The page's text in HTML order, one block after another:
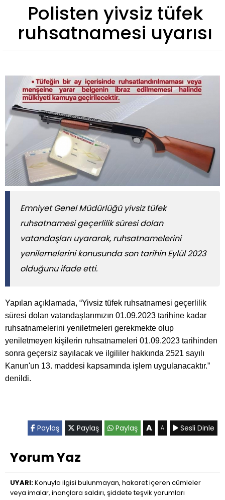
Polisten yivsiz tüfek
ruhsatnamesi uyarısı
Emniyet Genel Müdürlüğü yivsiz tüfek
ruhsatnamesi geçerlilik süresi dolan
vatandaşları uyararak, ruhsatnamelerini
yenilemelerini konusunda son tarihin Eylül 2023
olduğunu ifade etti.
Yapılan açıklamada, “Yivsiz tüfek ruhsatnamesi geçerlilik
süresi dolan vatandaşlarımızın 01.09.2023 tarihine kadar
ruhsatnamelerini yeniletmeleri gerekmekte olup
yeniletmeyen kişilerin ruhsatnameleri 01.09.2023 tarihinden
sonra geçersiz sayılacak ve ilgililer hakkında 2521 sayılı
Kanun'un 13. maddesi kapsamında işlem uygulanacaktır.”
denildi.
Paylaş Paylaş Paylaş A A Sesli Dinle
Yorum Yaz
UYARI:Konuyla ilgisi bulunmayan, hakaret içeren cümleler
veya imalar, inançlara saldırı, şiddete teşvik yorumları